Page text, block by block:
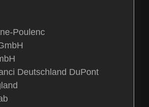
Poulenc
Deutschland DuPont